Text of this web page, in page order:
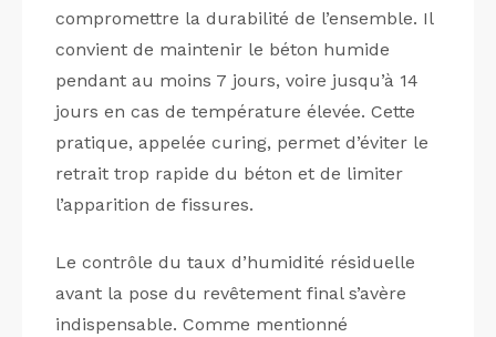
compromettre la durabilité de l’ensemble. Il
convient de maintenir le béton humide
pendant au moins 7 jours, voire jusqu’à 14
jours en cas de température élevée. Cette
pratique, appelée curing, permet d’éviter le
retrait trop rapide du béton et de limiter
l’apparition de fissures.
Le contrôle du taux d’humidité résiduelle
avant la pose du revêtement final s’avère
indispensable. Comme mentionné